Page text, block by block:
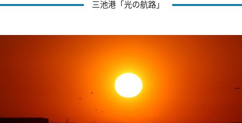
三池港「光の航路」